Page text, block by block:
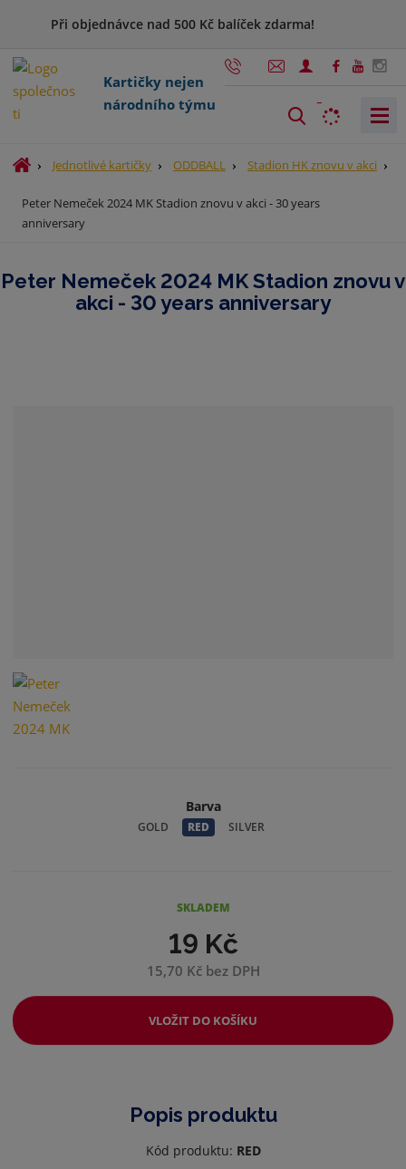
Při objednávce nad 500 Kč balíček zdarma!
Kartičky nejen
národního týmu
h
e
Ú
o
d
s
Jednotlivé kartičky ODDBALL Stadion HK znovu v akci
Peter Nemeček 2024 MK Stadion znovu v akci - 30 years
anniversary
Peter Nemeček 2024 MK Stadion znovu v
akci - 30 years anniversary
Barva
GOLD RED SILVER
19 Kč
15,70 Kč bez DPH
SKLADEM
VLOŽIT DO KOŠÍKU
Popis produktu
Kód produktu: RED